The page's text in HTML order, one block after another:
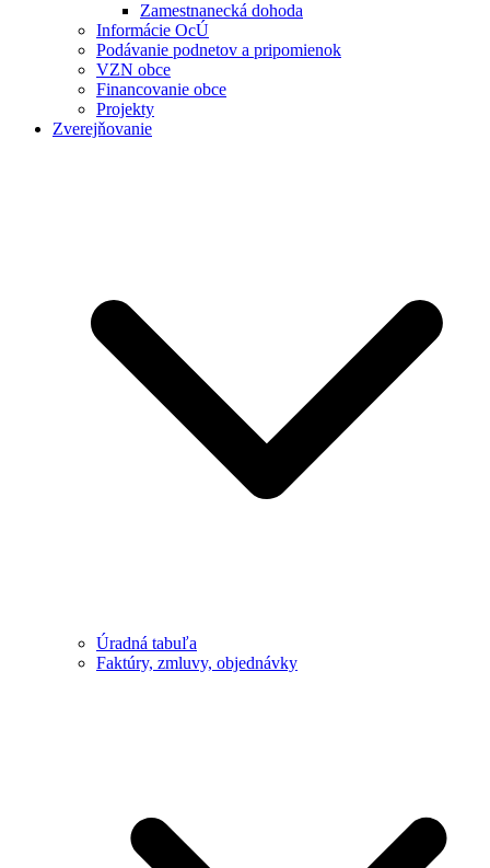
Zamestnanecká dohoda
Informácie OcÚ
Podávanie podnetov a pripomienok
VZN obce
Financovanie obce
Projekty
Zverejňovanie
Úradná tabuľa
Faktúry, zmluvy, objednávky